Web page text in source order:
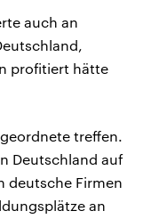
auch an
profitiert hätte
treffen.
Deutschland auf
deutsche Firmen
an